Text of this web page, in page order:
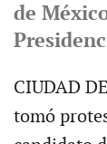
de
CIUDAD
tomó